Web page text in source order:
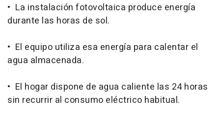
• La instalación fotovoltaica produce energía
durante las horas de sol.
• El equipo utiliza esa energía para calentar el
agua almacenada.
• El hogar dispone de agua caliente las 24 horas
sin recurrir al consumo eléctrico habitual.